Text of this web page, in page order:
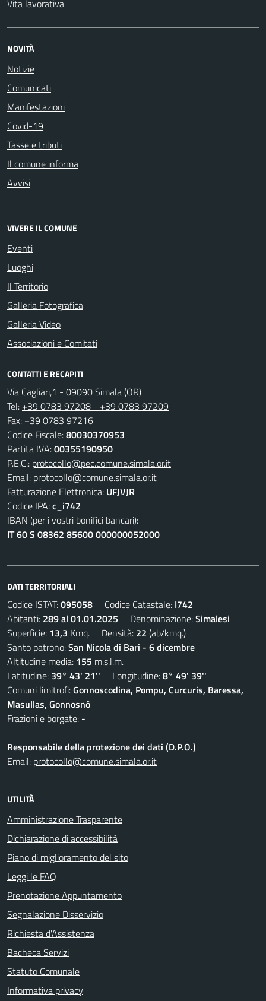
Vita lavorativa
NOVITÀ
Notizie
Comunicati
Manifestazioni
Covid-19
Tasse e tributi
Il comune informa
Avvisi
VIVERE IL COMUNE
Eventi
Luoghi
Il Territorio
Galleria Fotografica
Galleria Video
Associazioni e Comitati
CONTATTI E RECAPITI
Via Cagliari,1 - 09090 Simala (OR)
Tel: +39 0783 97208 - +39 0783 97209
Fax: +39 0783 97216
Codice Fiscale:80030370953
Partita IVA:00355190950
P.E.C.: protocollo@pec.comune.simala.or.it
Email: protocollo@comune.simala.or.it
Fatturazione Elettronica: UFJVJR
Codice IPA:c_i742
IBAN (per i vostri bonifici bancari):
IT 60 S 08362 85600 000000052000
DATI TERRITORIALI
Codice ISTAT:095058 Codice Catastale: I742
Abitanti: 289 al 01.01.2025 Denominazione:Simalesi
Superficie: 13,3 Kmq. Densità: 22 (ab/kmq.)
Santo patrono:San Nicola di Bari - 6 dicembre
Altitudine media: 155 m.s.l.m.
Latitudine: 39° 43' 21'' Longitudine:8° 49' 39''
Comuni limitrofi:Gonnoscodina, Pompu, Curcuris, Baressa,
Masullas, Gonnosnò
Frazioni e borgate: -
Responsabile della protezione dei dati (D.P.O.)
Email: protocollo@comune.simala.or.it
UTILITÀ
Amministrazione Trasparente
Dichiarazione di accessibilità
Piano di miglioramento del sito
Leggi le FAQ
Prenotazione Appuntamento
Segnalazione Disservizio
Richiesta d'Assistenza
Bacheca Servizi
Statuto Comunale
Informativa privacy